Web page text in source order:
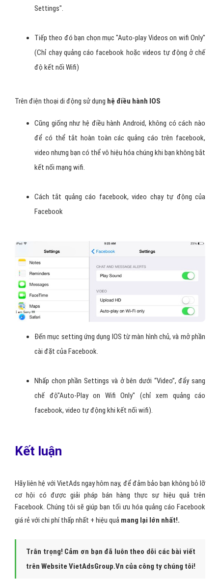
Settings".
Tiếp theo đó bạn chọn mục "Auto-play Videos on wifi Only"
(Chỉ chạy quảng cáo facebook hoặc videos tự động ở chế
độ kết nối Wifi)
Trên điện thoại di động sử dụng hệ điều hành IOS
Cũng giống như hệ điều hành Android, không có cách nào
để có thể tắt hoàn toàn các quảng cáo trên facebook,
video nhưng bạn có thể vô hiệu hóa chúng khi bạn không bắt
kết nối mạng wifi.
Cách tắt quảng cáo facebook, video chạy tự động của
Facebook
Đến mục setting ứng dụng IOS từ màn hình chủ, và mở phần
cài đặt của Facebook.
Nhấp chọn phần Settings và ở bên dưới “Video”, đẩy sang
chế độ"Auto-Play on Wifi Only" (chỉ xem quảng cáo
facebook, video tự động khi kết nối wifi).
Kết luận
Hãy liên hệ với VietAds ngay hôm nay, để đảm bảo bạn không bỏ lỡ
cơ hội có được giải pháp bán hàng thực sự hiệu quả trên
Facebook. Chúng tôi sẽ giúp bạn tối ưu hóa quảng cáo Facebook
giá rẻ với chi phí thấp nhất + hiệu quả mang lại lớn nhất!.
Trân trọng! Cảm ơn bạn đã luôn theo dõi các bài viết
trên Website VietAdsGroup.Vn của công ty chúng tôi!